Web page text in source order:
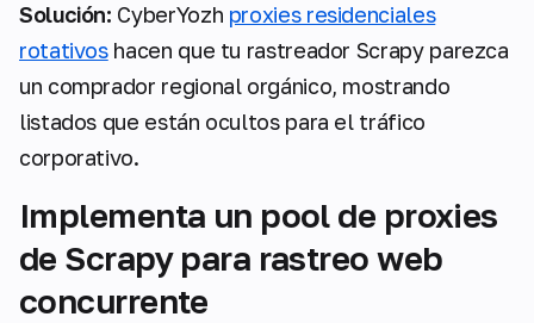
Solución: CyberYozh proxies residenciales
rotativoshacen que tu rastreador Scrapy parezca
un comprador regional orgánico, mostrando
listados que están ocultos para el tráfico
corporativo.
Implementa un pool de proxies
de Scrapy para rastreo web
concurrente